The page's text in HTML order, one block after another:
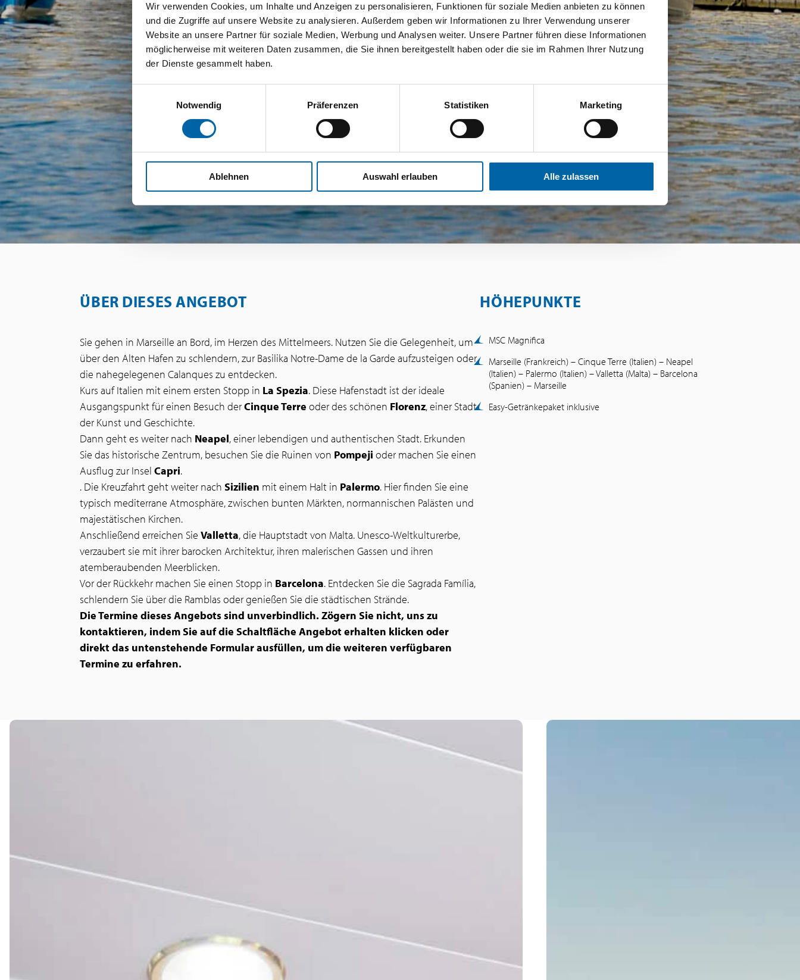
Wir verwenden Cookies, um Inhalte und Anzeigen zu personalisieren, Funktionen für soziale Medien anbieten zu können
und die Zugriffe auf unsere Website zu analysieren. Außerdem geben wir Informationen zu Ihrer Verwendung unserer
Website an unsere Partner für soziale Medien, Werbung und Analysen weiter. Unsere Partner führen diese Informationen
möglicherweise mit weiteren Daten zusammen, die Sie ihnen bereitgestellt haben oder die sie im Rahmen Ihrer Nutzung
der Dienste gesammelt haben.
Einwilligungsauswahl
Notwendig
Präferenzen Statistiken Marketing
Ablehnen Auswahl erlauben Alle zulassen
ÜBER DIESES ANGEBOT
Sie gehen in Marseille an Bord, im Herzen des Mittelmeers. Nutzen Sie die Gelegenheit, um
über den Alten Hafen zu schlendern, zur Basilika Notre-Dame de la Garde aufzusteigen oder
die nahegelegenen Calanques zu entdecken.
Kurs auf Italien mit einem ersten Stopp in La Spezia. Diese Hafenstadt ist der ideale
Ausgangspunkt für einen Besuch derCinque Terre oder des schönen Florenz, einer Stadt
der Kunst und Geschichte.
Dann geht es weiter nach Neapel, einer lebendigen und authentischen Stadt. Erkunden
Sie das historische Zentrum, besuchen Sie die Ruinen von Pompeji oder machen Sie einen
Ausflug zur InselCapri.
. Die Kreuzfahrt geht weiter nachSizilien mit einem Halt in Palermo. Hier finden Sie eine
typisch mediterrane Atmosphäre, zwischen bunten Märkten, normannischen Palästen und
majestätischen Kirchen.
Anschließend erreichen SieValletta, die Hauptstadt von Malta. Unesco-Weltkulturerbe,
verzaubert sie mit ihrer barocken Architektur, ihren malerischen Gassen und ihren
atemberaubenden Meerblicken.
Vor der Rückkehr machen Sie einen Stopp in Barcelona. Entdecken Sie die Sagrada Família,
schlendern Sie über die Ramblas oder genießen Sie die städtischen Strände.
Die Termine dieses Angebots sind unverbindlich. Zögern Sie nicht, uns zu
kontaktieren, indem Sie auf die Schaltfläche Angebot erhalten klicken oder
direkt das untenstehende Formular ausfüllen, um die weiteren verfügbaren
Termine zu erfahren.
HÖHEPUNKTE
MSC Magnifica
Marseille (Frankreich) – Cinque Terre (Italien) – Neapel
(Italien) – Palermo (Italien) – Valletta (Malta) – Barcelona
(Spanien) – Marseille
Easy-Getränkepaket inklusive